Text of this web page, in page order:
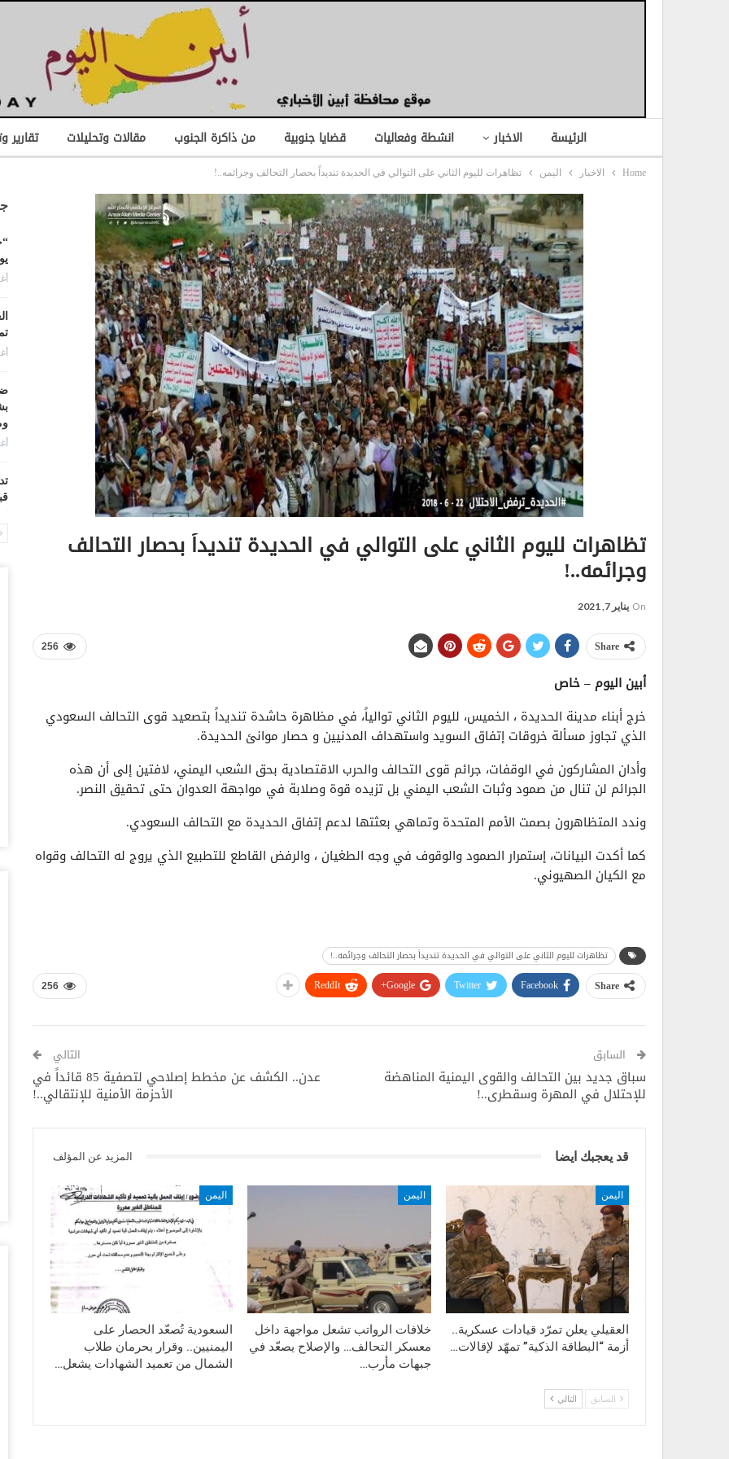
الرئيسة الاخبار انشطة وفعاليات قضايا جنوبية من ذاكرة الجنوب مقالات وتحليلات تقارير
Home الاخبار اليمن تظاهرات لليوم الثاني على التوالي في الحديدة تنديداً بحصار التحالف وجرائمه..!
تظاهرات لليوم الثاني على التوالي في الحديدة تنديداً بحصار التحالف
وجرائمه..!
On يناير 7, 2021
256 Share
أبين اليوم – خاص
خرج أبناء مدينة الحديدة ، الخميس، لليوم الثاني توالياً، في مظاهرة حاشدة تنديداً بتصعيد قوى التحالف السعودي
الذي تجاوز مسألة خروقات إتفاق السويد واستهداف المدنيين و حصار موانئ الحديدة.
وأدان المشاركون في الوقفات، جرائم قوى التحالف والحرب الاقتصادية بحق الشعب اليمني، لافتين إلى أن هذه
الجرائم لن تنال من صمود وثبات الشعب اليمني بل تزيده قوة وصلابة في مواجهة العدوان حتى تحقيق النصر.
وندد المتظاهرون بصمت الأمم المتحدة وتماهي بعثتها لدعم إتفاق الحديدة مع التحالف السعودي.
كما أكدت البيانات، إستمرار الصمود والوقوف في وجه الطغيان ، والرفض القاطع للتطبيع الذي يروج له التحالف وقواه
مع الكيان الصهيوني.
تظاهرات لليوم الثاني على التوالي في الحديدة تنديداً بحصار التحالف وجرائمه..!
256 Share
Facebook
Twitter
Google+
ReddIt
السابق
سباق جديد بين التحالف والقوى اليمنية المناهضة
للإحتلال في المهرة وسقطرى..!
التالي
عدن.. الكشف عن مخطط إصلاحي لتصفية 85 قائداً في
الأحزمة الأمنية للإنتقالي..!
قد يعجبك ايضا المزيد عن المؤلف
اليمن
العقيلي يعلن تمرّد قيادات عسكرية..
أزمة “البطاقة الذكية” تمهّد لإقالات…
اليمن
خلافات الرواتب تشعل مواجهة داخل
معسكر التحالف… والإصلاح يصعّد في
جبهات مأرب…
اليمن
السعودية تُصعّد الحصار على
اليمنيين.. وقرار بحرمان طلاب
الشمال من تعميد الشهادات يشعل…
السابق التالي
وبيع